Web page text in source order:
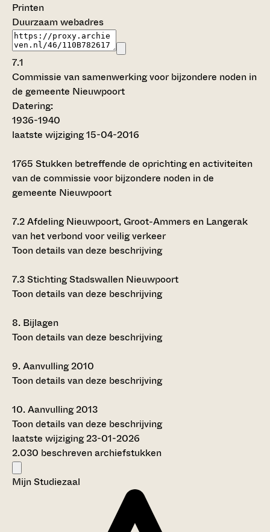
Printen
Duurzaam webadres
7.1
Commissie van samenwerking voor bijzondere noden in
de gemeente Nieuwpoort
Datering:
1936-1940
laatste wijziging 15-04-2016
1765 Stukken betreffende de oprichting en activiteiten
van de commissie voor bijzondere noden in de
gemeente Nieuwpoort
7.2Afdeling Nieuwpoort, Groot-Ammers en Langerak
van het verbond voor veilig verkeer
Toon details van deze beschrijving
7.3Stichting Stadswallen Nieuwpoort
Toon details van deze beschrijving
8. Bijlagen
Toon details van deze beschrijving
9.Aanvulling 2010
Toon details van deze beschrijving
10.Aanvulling 2013
Toon details van deze beschrijving
laatste wijziging 23-01-2026
2.030 beschreven archiefstukken
Mijn Studiezaal